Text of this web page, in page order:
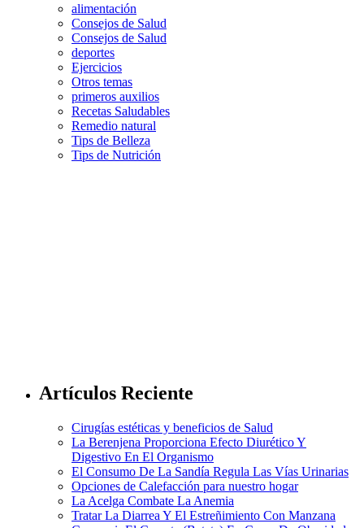
alimentación
Consejos de Salud
Consejos de Salud
deportes
Ejercicios
Otros temas
primeros auxilios
Recetas Saludables
Remedio natural
Tips de Belleza
Tips de Nutrición
Artículos Reciente
Cirugías estéticas y beneficios de Salud
La Berenjena Proporciona Efecto Diurético Y
Digestivo En El Organismo
El Consumo De La Sandía Regula Las Vías Urinarias
Opciones de Calefacción para nuestro hogar
La Acelga Combate La Anemia
Tratar La Diarrea Y El Estreñimiento Con Manzana